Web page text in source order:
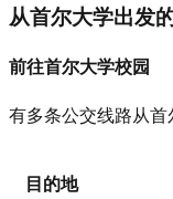
从首尔大学出发
前往首尔大学校园
有多条公交线路从首
目的地